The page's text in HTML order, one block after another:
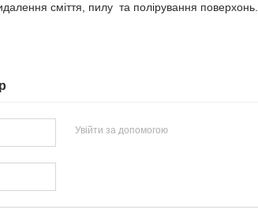
сміття, пилу та полірування поверхонь.
Увійти за допомогою